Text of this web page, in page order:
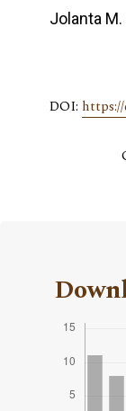
Jolanta
DOI: